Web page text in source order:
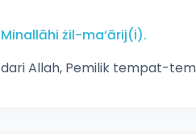
Minallāhi żil-ma‘ārij(i).
dari Allah, Pemilik tempat-